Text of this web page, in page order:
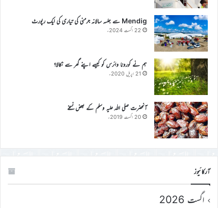
Mendig سے جلسہ سالانہ جرمنی کی تیاری کی ایک رپورٹ
22 اگست 2024ء
ہم نے کورونا وائرس کو کیسے اپنے گھر سے نکالا؟
21 اپریل 2020ء
آنحضرت صلی اللہ علیہ وسلم کے بعض نسخے
20 اگست 2019ء
آرکائیوز
اگست 2026